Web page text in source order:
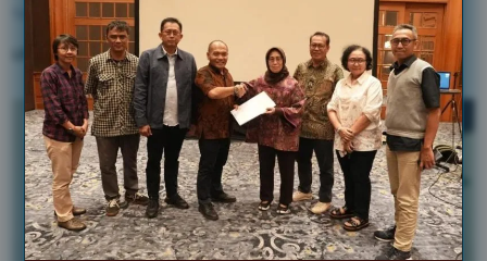
tajuk “Tantangan Agenda Mahasiswa Saat Ini”.
Lihat Selengkapnya
gugatan rp200 miliar